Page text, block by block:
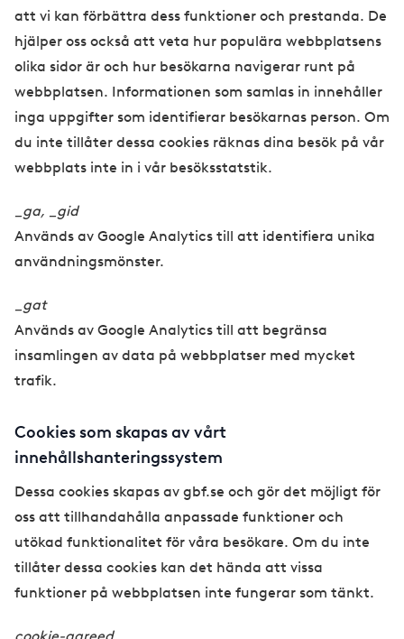
att vi kan förbättra dess funktioner och prestanda. De
hjälper oss också att veta hur populära webbplatsens
olika sidor är och hur besökarna navigerar runt på
webbplatsen. Informationen som samlas in innehåller
inga uppgifter som identifierar besökarnas person. Om
du inte tillåter dessa cookies räknas dina besök på vår
webbplats inte in i vår besöksstatstik.
_ga, _gid
Används av Google Analytics till att identifiera unika
användningsmönster.
_gat
Används av Google Analytics till att begränsa
insamlingen av data på webbplatser med mycket
trafik.
Cookies som skapas av vårt
innehållshanteringssystem
Dessa cookies skapas av gbf.se och gör det möjligt för
oss att tillhandahålla anpassade funktioner och
utökad funktionalitet för våra besökare. Om du inte
tillåter dessa cookies kan det hända att vissa
funktioner på webbplatsen inte fungerar som tänkt.